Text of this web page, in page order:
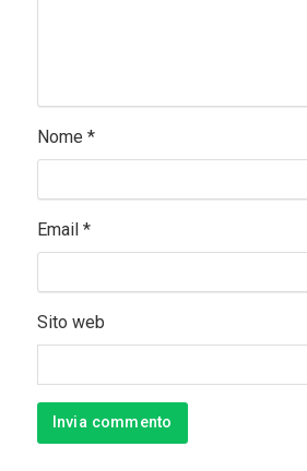
Nome *
Email *
Sito web